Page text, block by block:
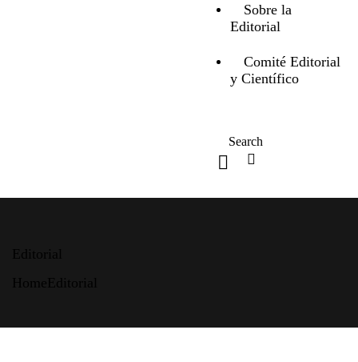
Sobre la
Editorial
Comité Editorial
y Científico